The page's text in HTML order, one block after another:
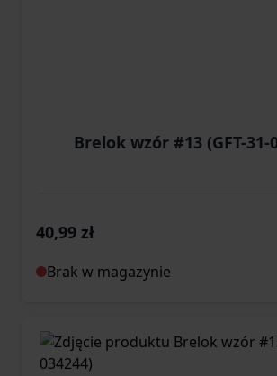
Brelok wzór #13 (GFT-31-
40,99 zł
Brak w magazynie